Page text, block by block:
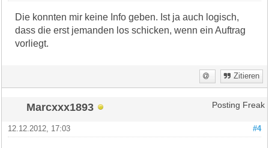
Die konnten mir keine Info geben. Ist ja auch logisch,
dass die erst jemanden los schicken, wenn ein Auftrag
vorliegt.
Zitieren
Marcxxx1893 Posting Freak
#4
12.12.2012, 17:03